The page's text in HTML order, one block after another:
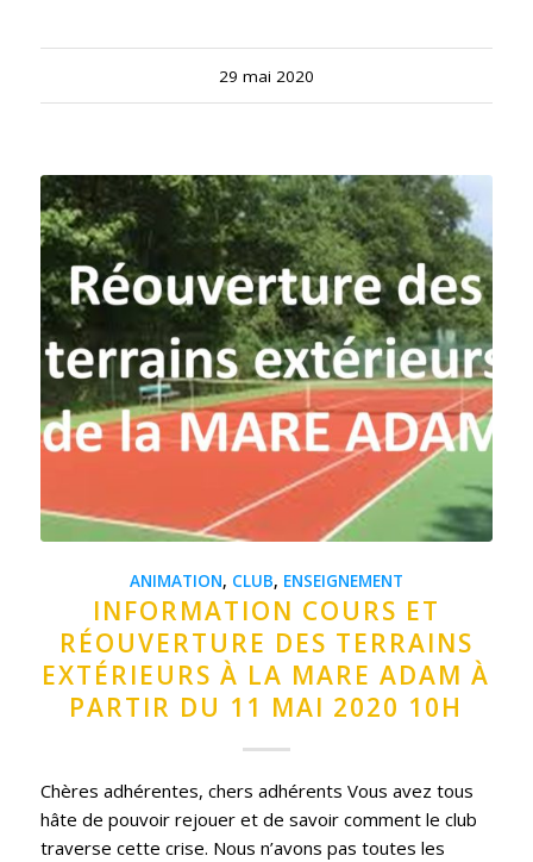
29 mai 2020
ANIMATION, CLUB, ENSEIGNEMENT
INFORMATION COURS ET
RÉOUVERTURE DES TERRAINS
EXTÉRIEURS À LA MARE ADAM À
PARTIR DU 11 MAI 2020 10H
Chères adhérentes, chers adhérents Vous avez tous
hâte de pouvoir rejouer et de savoir comment le club
traverse cette crise. Nous n’avons pas toutes les